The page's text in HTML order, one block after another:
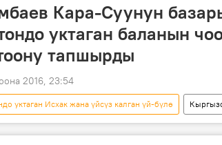
Кара-Суунун
уктаган баланын
тапшырды
2016, 23:54
уктаган Исхак жана үйсүз калган үй-бүлө
Атамбаев
балдар